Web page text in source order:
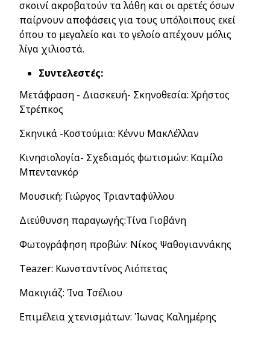
σκοινί ακροβατούν τα λάθη και οι αρετές όσων
παίρνουν αποφάσεις για τους υπόλοιπους εκεί
όπου το μεγαλείο και το γελοίο απέχουν μόλις
λίγα χιλιοστά.
Συντελεστές:
Μετάφραση - Διασκευή- Σκηνοθεσία: Χρήστος
Στρέπκος
Σκηνικά -Κοστούμια: Κέννυ ΜακΛέλλαν
Κινησιολογία- Σχεδιαμός φωτισμών: Καμίλο
Μπεντανκόρ
Μουσική: Γιώργος Τριανταφύλλου
Διεύθυνση παραγωγής:Τίνα Γιοβάνη
Φωτογράφηση προβών: Νίκος Ψαθογιαννάκης
Τeazer: Κωνσταντίνος Λιόπετας
Μακιγιάζ: Ίνα Τσέλιου
Επιμέλεια χτενισμάτων: Ίωνας Καλημέρης